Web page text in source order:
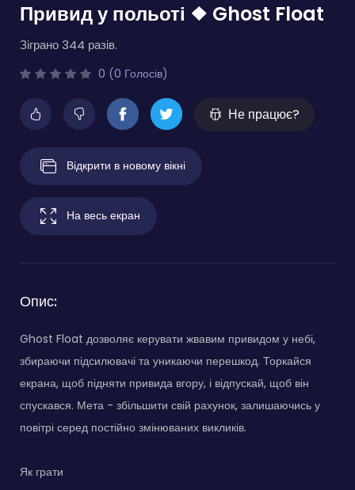
Привид у польоті ❖ Ghost Float
Зіграно 344 разів.
0 (0 Голосів)
Не працює?
Відкрити в новому вікні
На весь екран
Опис:
Ghost Float дозволяє керувати жвавим привидом у небі,
збираючи підсилювачі та уникаючи перешкод. Торкайся
екрана, щоб підняти привида вгору, і відпускай, щоб він
спускався. Мета - збільшити свій рахунок, залишаючись у
повітрі серед постійно змінюваних викликів.
Як грати